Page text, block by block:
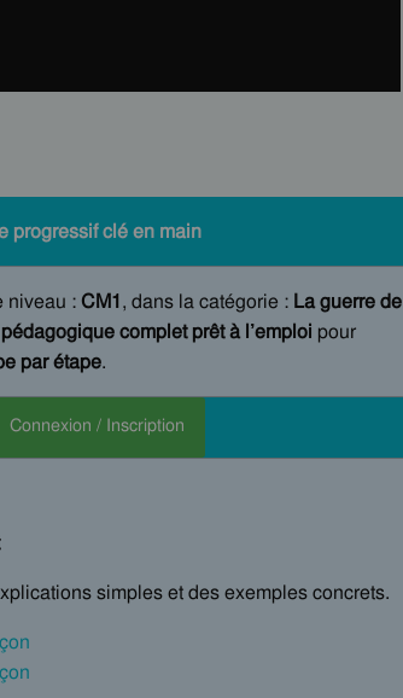
progressif clé en main
niveau :CM1, dans la catégorie : La guerre de
complet prêt à l’emploi pour
par étape.
Connexion / Inscription
simples et des exemples concrets.